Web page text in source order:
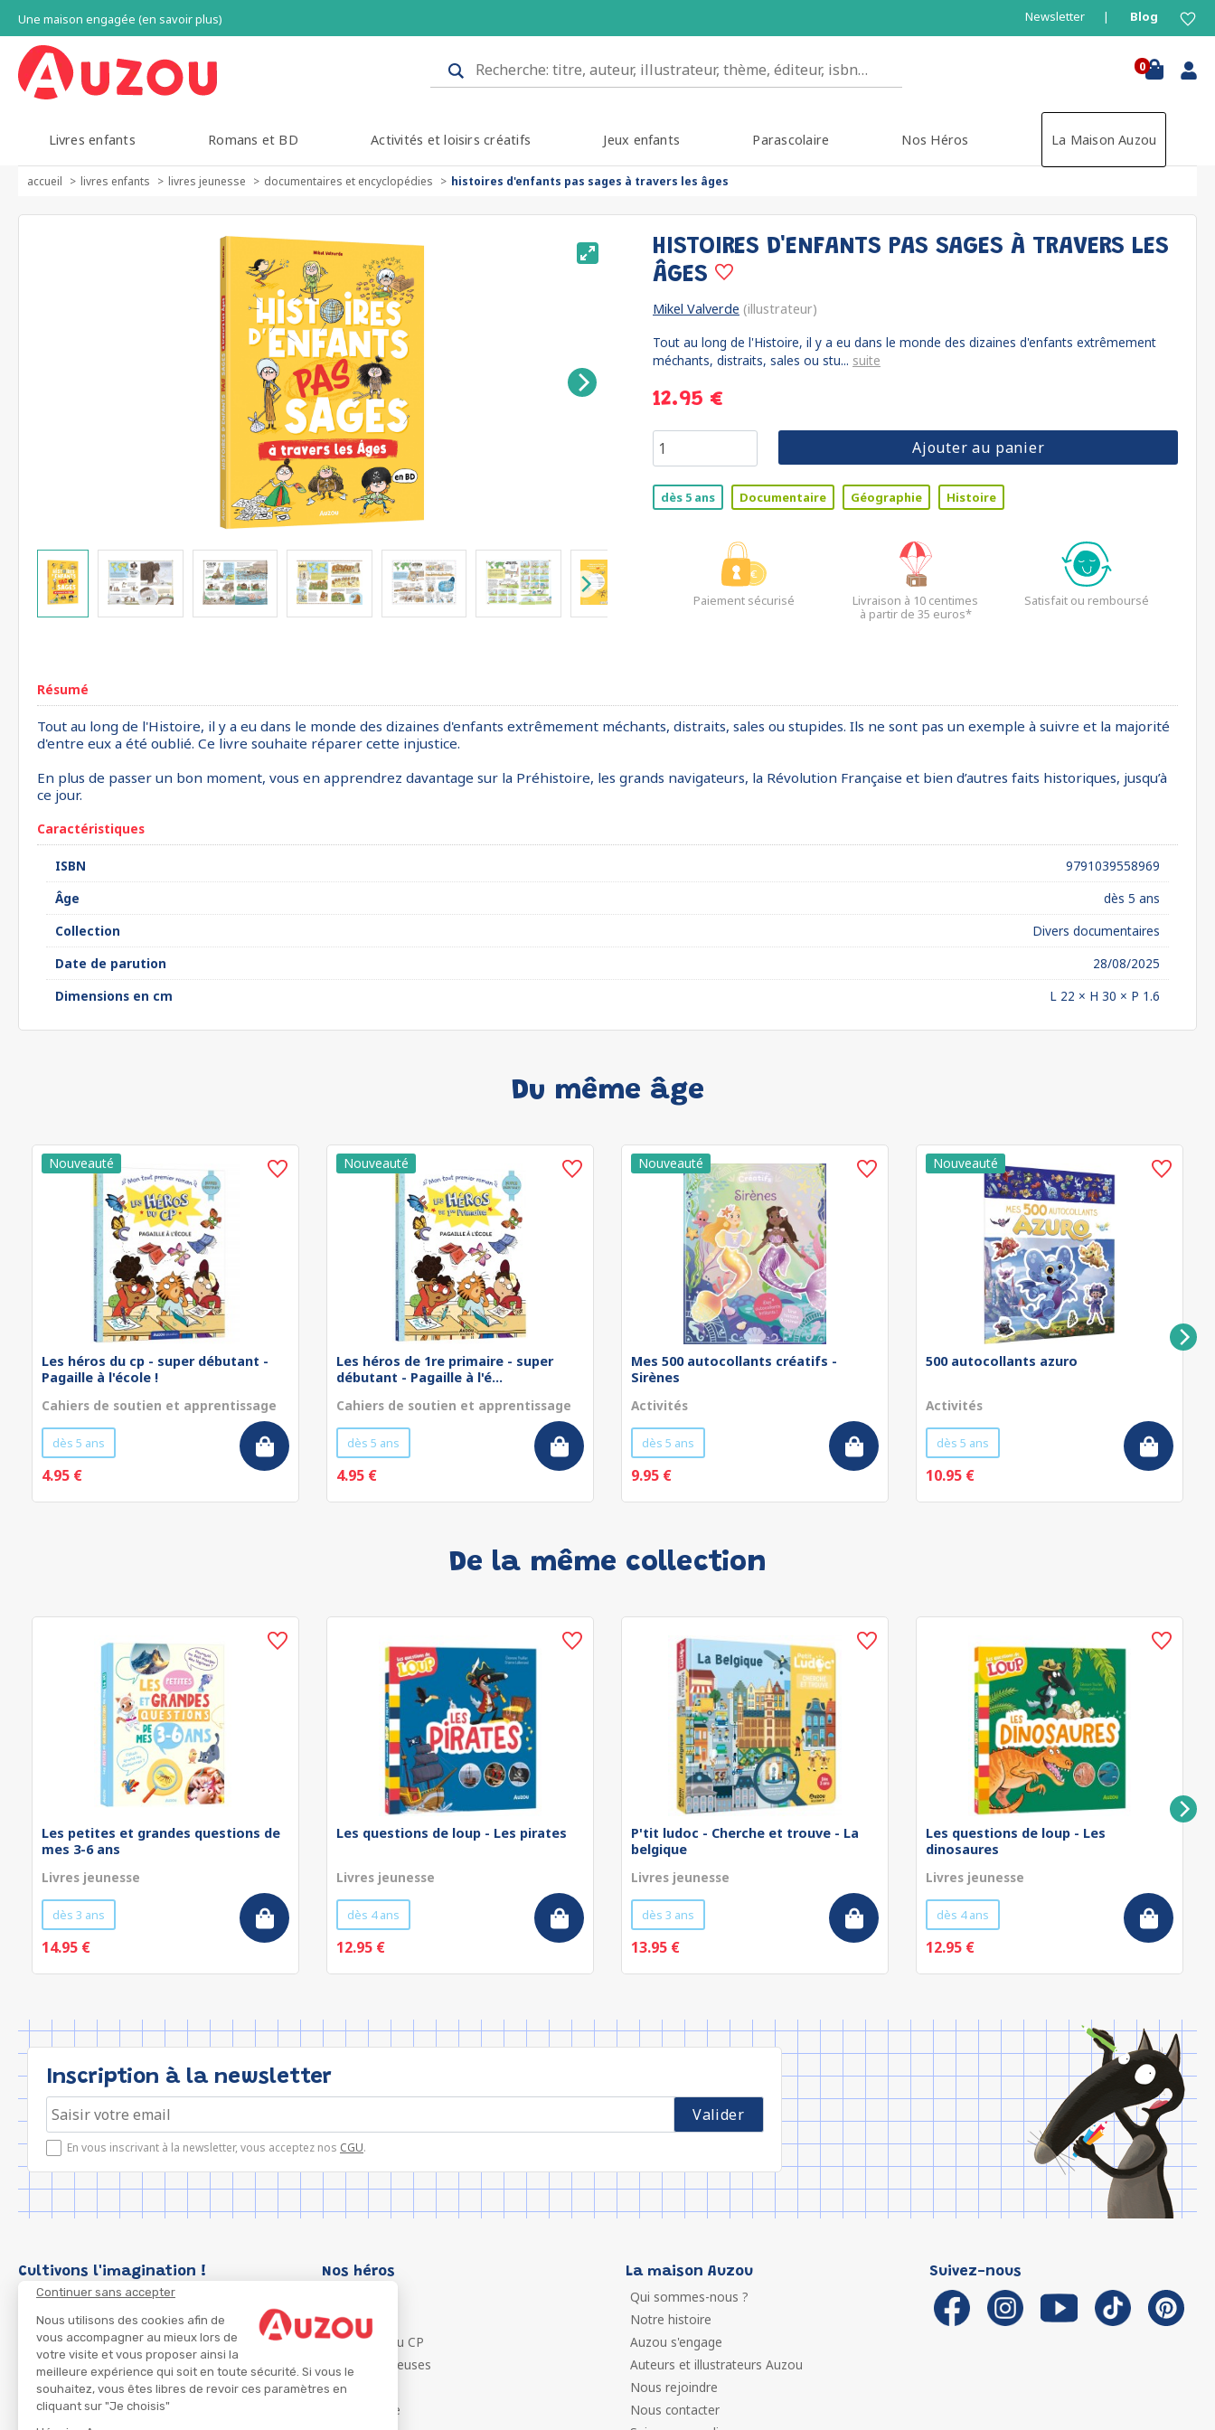
Continuer sans accepter
Nous utilisons des cookies afin de
vous accompagner au mieux lors de
votre visite et vous proposer ainsi la
meilleure expérience qui soit en toute sécurité. Si vous le
souhaitez, vous êtes libres de revoir ces paramètres en
cliquant sur "Je choisis"
Une maison engagée (en savoir plus) Newsletter Blog
0
Livres enfants Romans et BD Activités et loisirs créatifs Jeux enfants Parascolaire Nos Héros La Maison Auzou
accueil livres enfants livres jeunesse documentaires et encyclopédies histoires d'enfants pas sages à travers les âges
HISTOIRES D'ENFANTS PAS SAGES À TRAVERS LES
ÂGES
Mikel Valverde (illustrateur)
Tout au long de l'Histoire, il y a eu dans le monde des dizaines d'enfants extrêmement
méchants, distraits, sales ou stu... suite
12.95 €
Ajouter au panier
dès 5 ans Documentaire Géographie Histoire
Paiement sécurisé
Livraison à 10 centimes
à partir de 35 euros*
Satisfait ou remboursé
Résumé
Tout au long de l'Histoire, il y a eu dans le monde des dizaines d'enfants extrêmement méchants, distraits, sales ou stupides. Ils ne sont pas un exemple à suivre et la majorité
d'entre eux a été oublié. Ce livre souhaite réparer cette injustice.
En plus de passer un bon moment, vous en apprendrez davantage sur la Préhistoire, les grands navigateurs, la Révolution Française et bien d’autres faits historiques, jusqu’à
ce jour.
Caractéristiques
ISBN
9791039558969
Âge
dès 5 ans
Collection
Divers documentaires
Date de parution
28/08/2025
Dimensions en cm
L 22 × H 30 × P 1.6
Du même âge
Les héros du cp - super débutant -
Pagaille à l'école !
Cahiers de soutien et apprentissage
dès 5 ans
4.95 €
Les héros de 1re primaire - super
débutant - Pagaille à l'é...
Cahiers de soutien et apprentissage
dès 5 ans
4.95 €
Mes 500 autocollants créatifs -
Sirènes
Activités
dès 5 ans
9.95 €
500 autocollants azuro
Activités
dès 5 ans
10.95 €
De la même collection
Les petites et grandes questions de
mes 3-6 ans
Livres jeunesse
dès 3 ans
14.95 €
Les questions de loup - Les pirates
Livres jeunesse
dès 4 ans
12.95 €
P'tit ludoc - Cherche et trouve - La
belgique
Livres jeunesse
dès 3 ans
13.95 €
Les questions de loup - Les
dinosaures
Livres jeunesse
dès 4 ans
12.95 €
Inscription à la newsletter
En vous inscrivant à la newsletter, vous acceptez nos CGU.
Cultivons l'imagination ! Nos héros
P'tit Loup
Les Héros du CP
Les Influenceuses
Migali
Petite Taupe
La maison Auzou
Qui sommes-nous ?
Notre histoire
Auzou s'engage
Auteurs et illustrateurs Auzou
Nous rejoindre
Nous contacter
Suivez-nous